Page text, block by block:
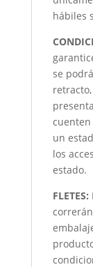
hábiles
se
cuenten
un
los
estado.
FLETES: